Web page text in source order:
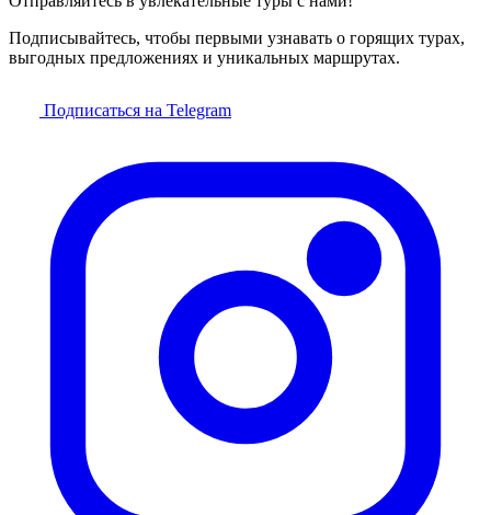
Подписывайтесь, чтобы первыми узнавать о горящих турах,
выгодных предложениях и уникальных маршрутах.
Подписаться на Telegram